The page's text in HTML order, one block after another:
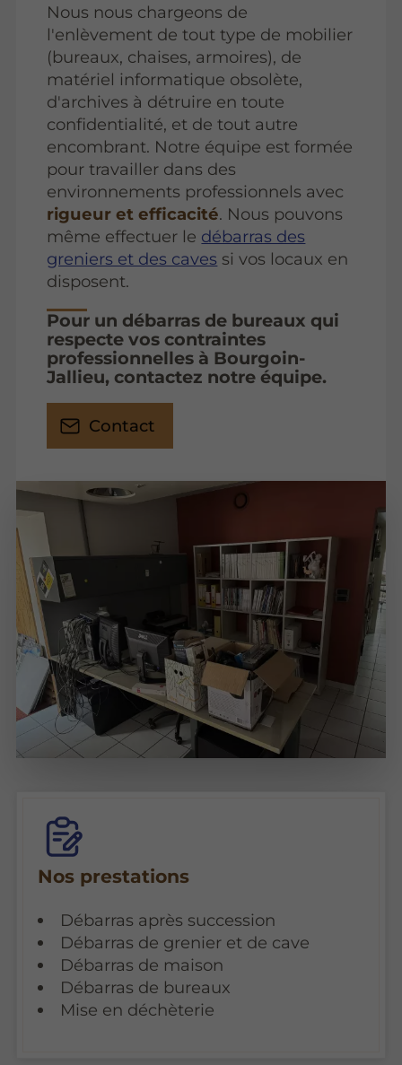
Nous nous chargeons de
l'enlèvement de tout type de mobilier
(bureaux, chaises, armoires), de
matériel informatique obsolète,
d'archives à détruire en toute
confidentialité, et de tout autre
encombrant. Notre équipe est formée
pour travailler dans des
environnements professionnels avec
rigueur et efficacité. Nous pouvons
même effectuer le débarras des
greniers et des caves si vos locaux en
disposent.
Pour un débarras de bureaux qui
respecte vos contraintes
professionnelles à Bourgoin-
Jallieu, contactez notre équipe.
Contact
Nos prestations
Débarras après succession
Débarras de grenier et de cave
Débarras de maison
Débarras de bureaux
Mise en déchèterie